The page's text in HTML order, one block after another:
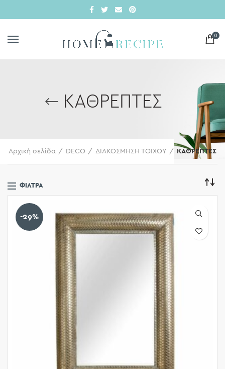
0
ΚΑΘΡΕΠΤΕΣ
Αρχική σελίδα DECO ΔΙΑΚΟΣΜΗΣΗ ΤΟΙΧΟΥ ΚΑΘΡΕΠΤΕΣ
ΦΊΛΤΡΑ
-29%